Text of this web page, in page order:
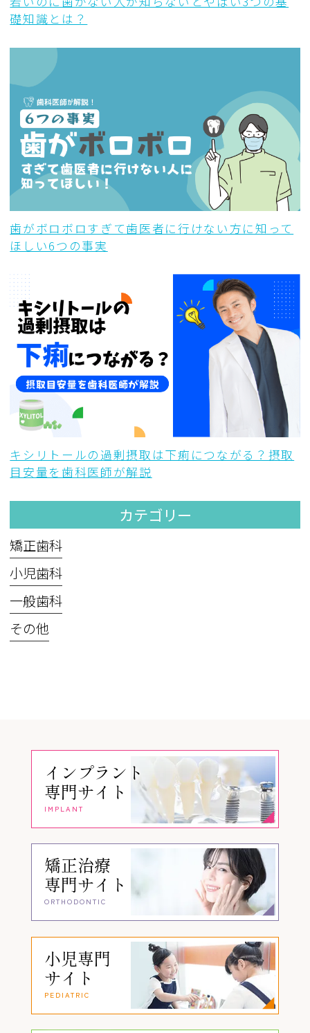
礎知識とは？
歯がボロボロすぎて歯医者に行けない方に知って
ほしい6つの事実
キシリトールの過剰摂取は下痢につながる？摂取
目安量を歯科医師が解説
カテゴリー
矯正歯科
小児歯科
一般歯科
その他
インプラント
専門サイト
IMPLANT
矯正治療
専門サイト
ORTHODONTIC
小児専門
サイト
PEDIATRIC